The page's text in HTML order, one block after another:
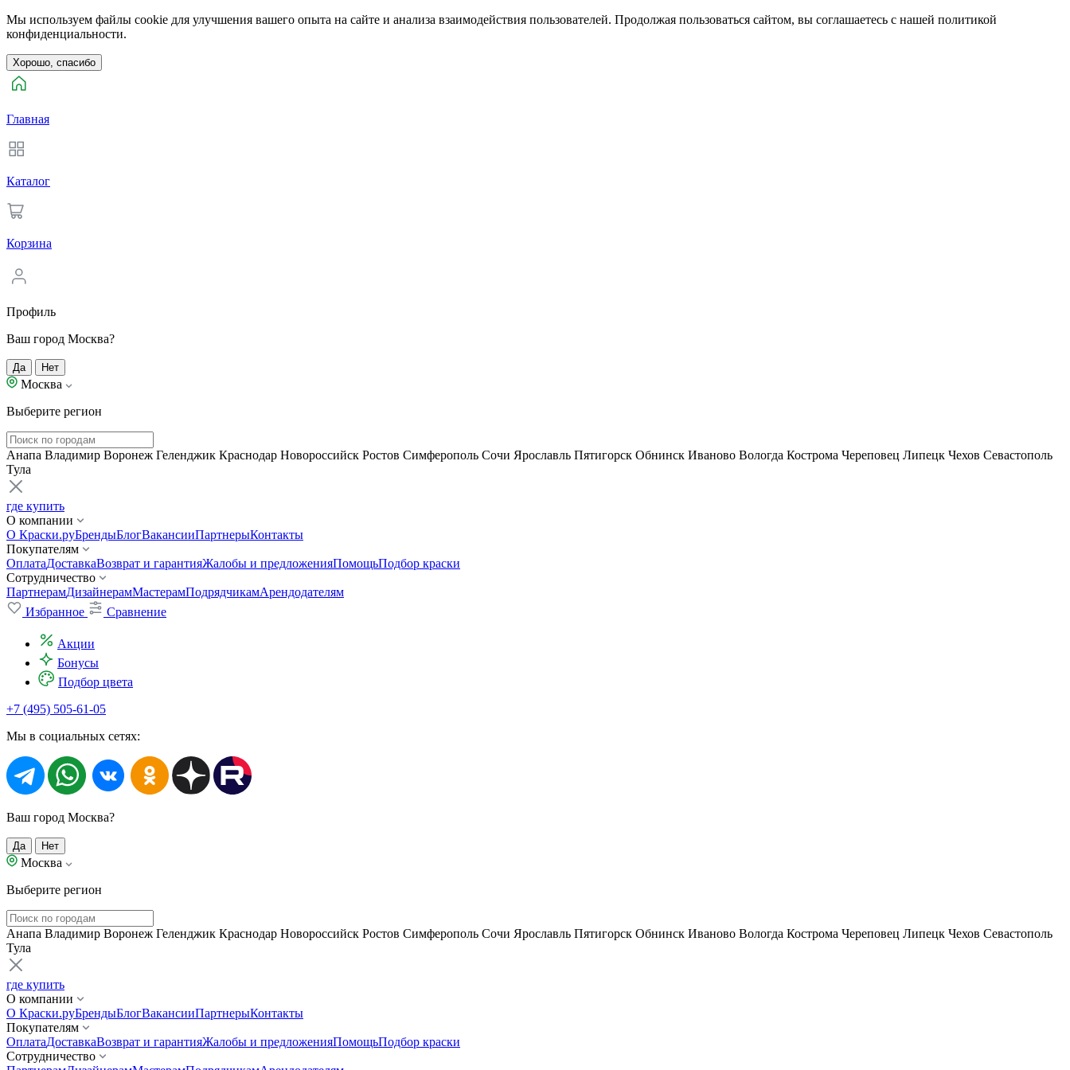
Мы используем файлы cookie для улучшения вашего опыта на сайте и анализа взаимодействия пользователей. Продолжая пользоваться сайтом, вы соглашаетесь с нашей политикой
конфиденциальности.
Хорошо, спасибо
Главная
Каталог
Корзина
Профиль
Ваш город Москва?
Да Нет
Москва
Выберите регион
Анапа Владимир Воронеж Геленджик Краснодар Новороссийск Ростов Симферополь Сочи Ярославль Пятигорск Обнинск Иваново Вологда Кострома Череповец Липецк Чехов Севастополь
Тула
где купить
О компании
О Краски.руБрендыБлогВакансииПартнерыКонтакты
Покупателям
ОплатаДоставкаВозврат и гарантияЖалобы и предложенияПомощьПодбор краски
Сотрудничество
ПартнерамДизайнерамМастерамПодрядчикамАрендодателям
Избранное
Сравнение
Акции
Бонусы
Подбор цвета
+7 (495) 505-61-05
Мы в социальных сетях:
Ваш город Москва?
Да Нет
Москва
Выберите регион
Анапа Владимир Воронеж Геленджик Краснодар Новороссийск Ростов Симферополь Сочи Ярославль Пятигорск Обнинск Иваново Вологда Кострома Череповец Липецк Чехов Севастополь
Тула
где купить
О компании
О Краски.руБрендыБлогВакансииПартнерыКонтакты
Покупателям
ОплатаДоставкаВозврат и гарантияЖалобы и предложенияПомощьПодбор краски
Сотрудничество